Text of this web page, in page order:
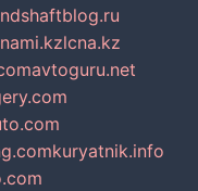
lcna.kz
avtoguru.net
kuryatnik.info